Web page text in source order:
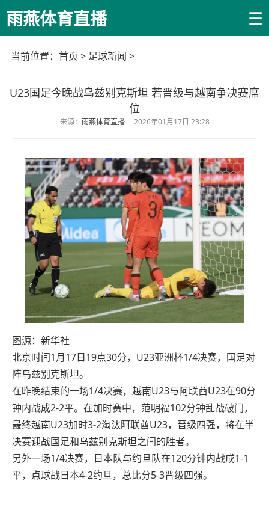
雨燕体育直播 ☰
当前位置： 首页 > 足球新闻 >
U23国足今晚战乌兹别克斯坦 若晋级与越南争决赛席
位
来源： 雨燕体育直播 2026年01月17日 23:28
图源：新华社
北京时间1月17日19点30分，U23亚洲杯1/4决赛，国足对
阵乌兹别克斯坦。
在昨晚结束的一场1/4决赛，越南U23与阿联酋U23在90分
钟内战成2-2平。在加时赛中，范明福102分钟乱战破门，
最终越南U23加时3-2淘汰阿联酋U23，晋级四强，将在半
决赛迎战国足和乌兹别克斯坦之间的胜者。
另外一场1/4决赛，日本队与约旦队在120分钟内战成1-1
平，点球战日本4-2约旦，总比分5-3晋级四强。